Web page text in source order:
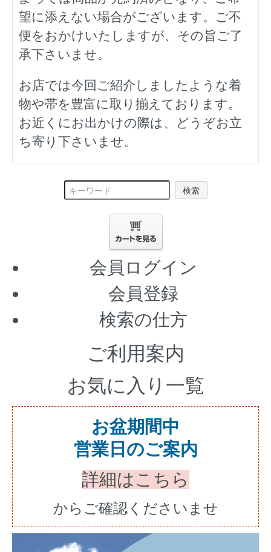
望に添えない場合がございます。ご不
便をおかけいたしますが、その旨ご了
承下さいませ。
お店では今回ご紹介しましたような着
物や帯を豊富に取り揃えております。
お近くにお出かけの際は、どうぞお立
ち寄り下さいませ。
検索
会員ログイン
会員登録
検索の仕方
ご利用案内
お気に入り一覧
お盆期間中
営業日のご案内
詳細はこちら
からご確認くださいませ